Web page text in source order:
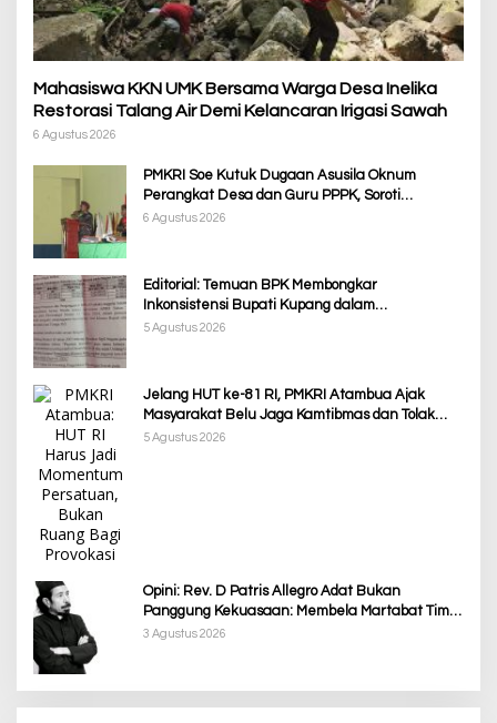
Mahasiswa KKN UMK Bersama Warga Desa Inelika
Restorasi Talang Air Demi Kelancaran Irigasi Sawah
6 Agustus 2026
PMKRI Soe Kutuk Dugaan Asusila Oknum
Perangkat Desa dan Guru PPPK, Soroti
Ketimpangan Penanganan Pemkab TTS
6 Agustus 2026
Editorial: Temuan BPK Membongkar
Inkonsistensi Bupati Kupang dalam
Menjalankan Regulasi
5 Agustus 2026
Jelang HUT ke-81 RI, PMKRI Atambua Ajak
Masyarakat Belu Jaga Kamtibmas dan Tolak
Provokasi
5 Agustus 2026
Opini: Rev. D Patris Allegro Adat Bukan
Panggung Kekuasaan: Membela Martabat Timor
dari Politik Simbolik
3 Agustus 2026
Terima Bantuan Sembako dari Yayasan YNS